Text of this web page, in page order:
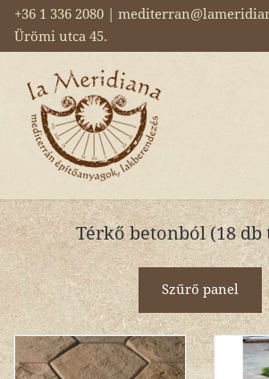
+36 1 336 2080 |
Ürömi utca 45.
Térkő betonból (18 db
Szűrő panel